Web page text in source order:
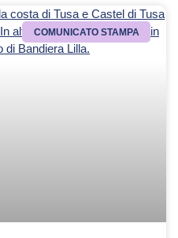
COMUNICATO STAMPA